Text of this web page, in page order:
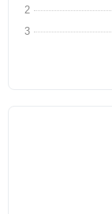
2
3